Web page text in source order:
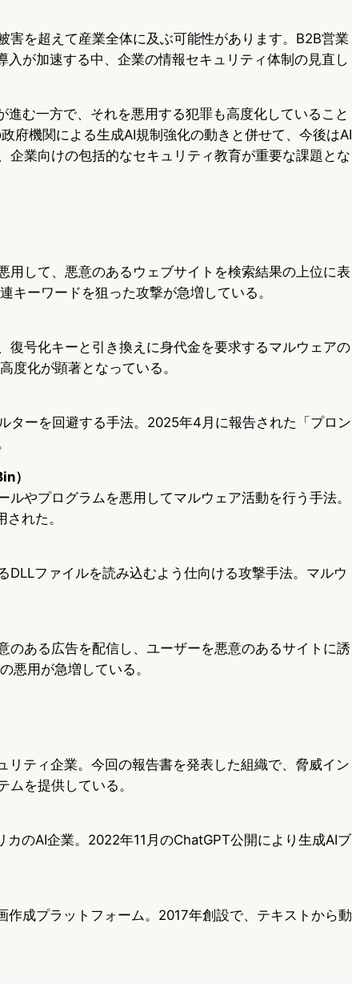
害を超えて産業全体に及ぶ可能性があります。B2B営業
入が加速する中、企業の情報セキュリティ体制の見直し
進む一方で、それを悪用する犯罪も高度化していること
府機関による生成AI規制強化の動きと併せて、今後はAI
企業向けの包括的なセキュリティ教育が重要な課題とな
用して、悪意のあるウェブサイトを検索結果の上位に表
キーワードを狙った攻撃が急増している。
復号化キーと引き換えに身代金を要求するマルウェアの
度化が顕著となっている。
ターを回避する手法。2025年4月に報告された「プロン
）
やプログラムを悪用してマルウェア活動を行う手法。
れた。
DLLファイルを読み込むよう仕向ける攻撃手法。マルウ
のある広告を配信し、ユーザーを悪意のあるサイトに誘
悪用が急増している。
ティ企業。今回の報告書を発表した組織で、脅威イン
を提供している。
のAI企業。2022年11月のChatGPT公開により生成AIブ
作成プラットフォーム。2017年創設で、テキストから動